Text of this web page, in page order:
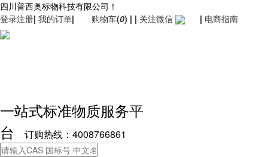
四川普西奥标物科技有限公司！
登录注册| 我的订单| 购物车(0) | | 关注微信 | 电商指南
一站式标准物质服务平
台
订购热线：4008766861